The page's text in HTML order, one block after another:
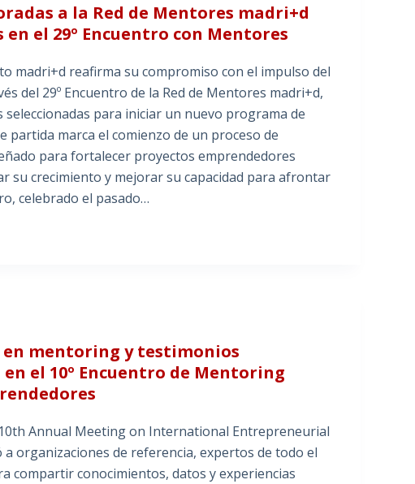
a la Red de Mentores madri+d
el 29º Encuentro con Mentores
madri+d reafirma su compromiso con el impulso del
del 29º Encuentro de la Red de Mentores madri+d,
para iniciar un nuevo programa de
marca el comienzo de un proceso de
para fortalecer proyectos emprendedores
su crecimiento y mejorar su capacidad para afrontar
celebrado el pasado…
en mentoring y testimonios
el 10º Encuentro de Mentoring
Annual Meeting on International Entrepreneurial
organizaciones de referencia, expertos de todo el
compartir conocimientos, datos y experiencias